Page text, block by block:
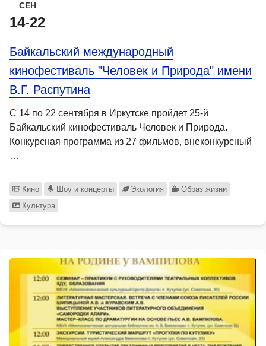
СЕН
14-22
Байкальский международный
кинофестиваль "Человек и Природа" имени
В.Г. Распутина
С 14 по 22 сентября в Иркутске пройдет 25-й
Байкальский кинофестиваль Человек и Природа.
Конкурсная программа из 27 фильмов, внеконкурсный
…
Кино Шоу и концерты Экология
Образ жизни
Культура